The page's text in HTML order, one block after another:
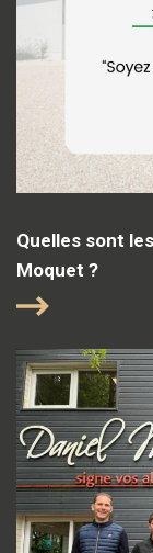
Quelles sont
Moquet ?